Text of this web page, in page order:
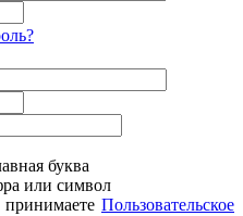
буква
или символ
Пользовательское